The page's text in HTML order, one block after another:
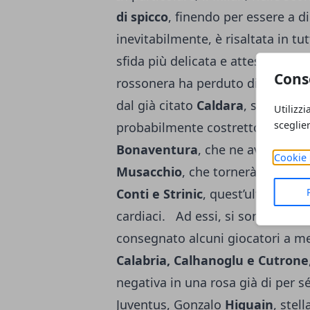
Cookie
di spicco, finendo per essere a
inevitabilmente, è risaltata in
sfida più delicata e attesa,
rossonera ha perduto diverse
dal già citato Caldara,
probabilmente costretto a
Bonaventura, che ne avranno
Musacchio, che tornerà solo a
Conti e Strinic, quest’ultimo
cardiaci. Ad essi, si sono
consegnato alcuni giocatori a
Calabria, Calhanoglu e Cutrone
negativa in una rosa già di per
Juventus, Gonzalo Higuain,